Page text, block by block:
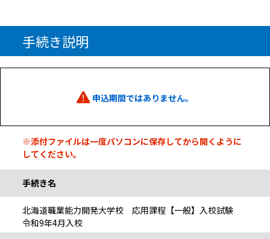
手続き説明
申込期間ではありません。
※添付ファイルは一度パソコンに保存してから開くように
してください。
手続き名
北海道職業能力開発大学校 応用課程【一般】入校試験
令和9年4月入校